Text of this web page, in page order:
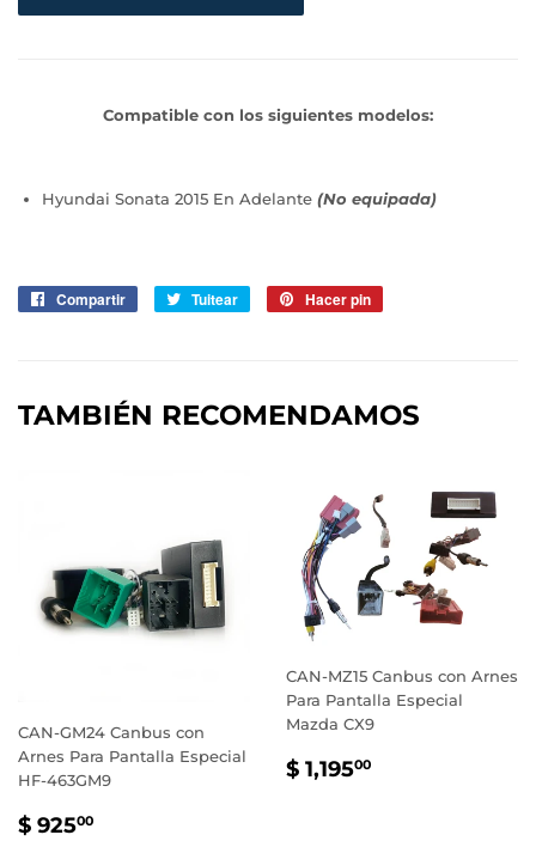
Compatible con los siguientes modelos:
Hyundai Sonata 2015 En Adelante (No equipada)
Compartir
CompartirTuitear
Tuitear Hacer pin
TAMBIÉN RECOMENDAMOS
CAN-GM24 Canbus con
Arnes Para Pantalla Especial
HF-463GM9
PRECIO
$ 92500
CAN-MZ15 Canbus con Arnes
Para Pantalla Especial
Mazda CX9
PRECIO
$ 1,19500